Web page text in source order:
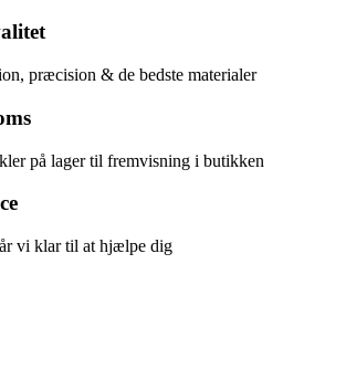
præcision & de bedste materialer
på lager til fremvisning i butikken
vi klar til at hjælpe dig